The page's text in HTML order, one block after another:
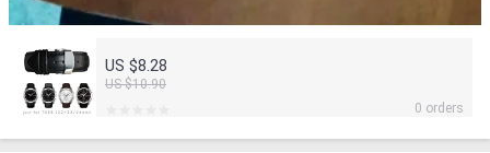
US $8.28
US $10.90
0 orders